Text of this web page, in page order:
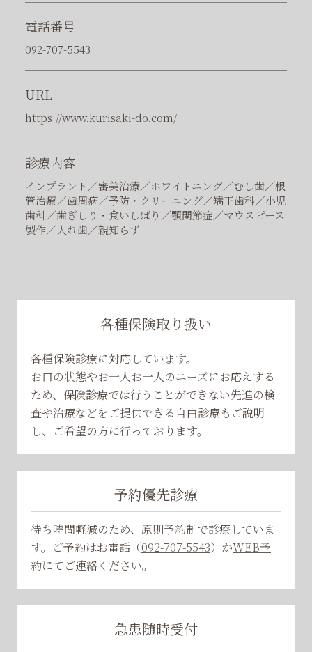
電話番号
092-707-5543
URL
https://www.kurisaki-do.com/
診療内容
インプラント／審美治療／ホワイトニング／むし歯／根
管治療／歯周病／予防・クリーニング／矯正歯科／小児
歯科／歯ぎしり・食いしばり／顎関節症／マウスピース
製作／入れ歯／親知らず
各種保険取り扱い
各種保険診療に対応しています。
お口の状態やお一人お一人のニーズにお応えする
ため、保険診療では行うことができない先進の検
査や治療などをご提供できる自由診療もご説明
し、ご希望の方に行っております。
予約優先診療
待ち時間軽減のため、原則予約制で診療していま
す。ご予約はお電話（092-707-5543）かWEB予
約にてご連絡ください。
急患随時受付